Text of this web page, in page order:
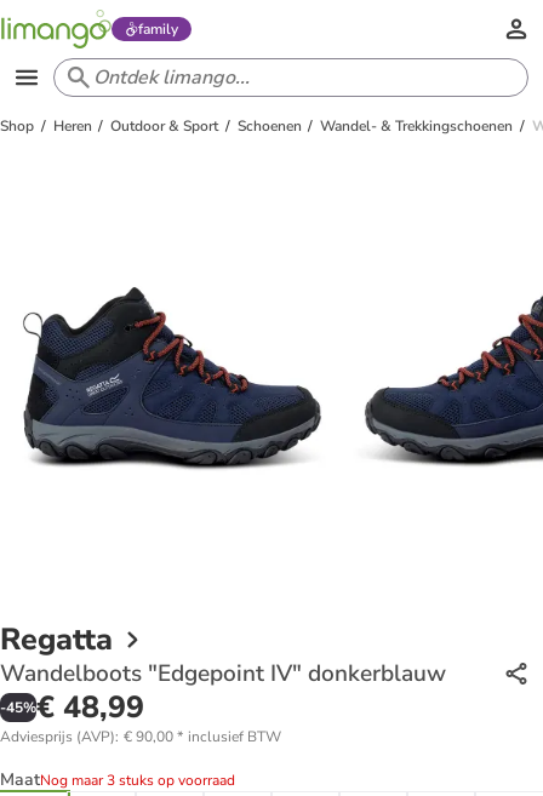
family
Shop Heren Outdoor & Sport Schoenen Wandel- & Trekkingschoenen
Regatta
Wandelboots "Edgepoint IV" donkerblauw
-45%€ 48,99
Adviesprijs (AVP): € 90,00* inclusief BTW
MaatNog maar 3 stuks op voorraad